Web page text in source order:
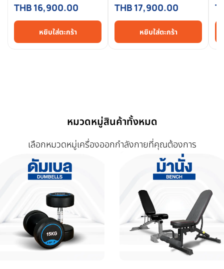
THB 16,900.00
หยิบใส่ตะกร้า
THB 17,900.00
หยิบใส่ตะกร้า
หมวดหมู่สินค้าทั้งหมด
เลือกหมวดหมู่เครื่องออกกำลังกายที่คุณต้องการ